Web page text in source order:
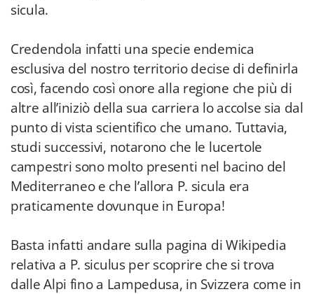
sicula.
Credendola infatti una specie endemica
esclusiva del nostro territorio decise di definirla
così, facendo così onore alla regione che più di
altre all’iniziò della sua carriera lo accolse sia dal
punto di vista scientifico che umano. Tuttavia,
studi successivi, notarono che le lucertole
campestri sono molto presenti nel bacino del
Mediterraneo e che l’allora P. sicula era
praticamente dovunque in Europa!
Basta infatti andare sulla pagina di Wikipedia
relativa a P. siculus per scoprire che si trova
dalle Alpi fino a Lampedusa, in Svizzera come in